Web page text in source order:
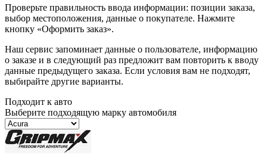
Проверьте правильность ввода информации: позиции заказа,
выбор местоположения, данные о покупателе. Нажмите
кнопку «Оформить заказ».
Наш сервис запоминает данные о пользователе, информацию
о заказе и в следующий раз предложит вам повторить к вводу
данные предыдущего заказа. Если условия вам не подходят,
выбирайте другие варианты.
Подходит к авто
Выберите подходящую марку автомобиля